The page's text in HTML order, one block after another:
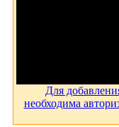
Для
необходима